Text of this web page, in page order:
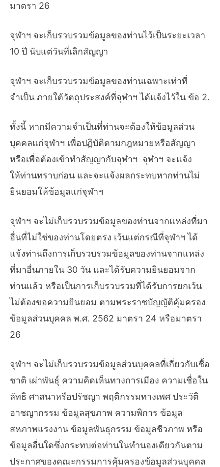
มาตรา 26
จุฬาฯ จะเก็บรวบรวมข้อมูลของท่านไว้เป็นระยะเวลา
10 ปี นับแต่วันที่เลิกสัญญา
จุฬาฯ จะเก็บรวบรวมข้อมูลของท่านเฉพาะเท่าที่
จำเป็น ภายใต้วัตถุประสงค์ที่จุฬาฯ ได้แจ้งไว้ใน ข้อ 2.
ทั้งนี้ หากมีความจำเป็นที่ท่านจะต้องให้ข้อมูลส่วน
บุคคลแก่จุฬาฯ เพื่อปฏิบัติตามกฎหมายหรือสัญญา
หรือเพื่อต้องเข้าทำสัญญากับจุฬาฯ จุฬาฯ จะแจ้ง
ให้ท่านทราบก่อน และจะแจ้งผลกระทบหากท่านไม่
ยินยอมให้ข้อมูลแก่จุฬาฯ
จุฬาฯ จะไม่เก็บรวบรวมข้อมูลของท่านจากแหล่งที่มา
อื่นที่ไม่ใช่ของท่านโดยตรง เว้นแต่กรณีที่จุฬาฯ ได้
แจ้งท่านถึงการเก็บรวบรวมข้อมูลของท่านจากแหล่ง
ที่มาอื่นภายใน 30 วัน และได้รับความยินยอมจาก
ท่านแล้ว หรือเป็นการเก็บรวบรวมที่ได้รับการยกเว้น
ไม่ต้องขอความยินยอม ตามพระราชบัญญัติคุ้มครอง
ข้อมูลส่วนบุคคล พ.ศ. 2562 มาตรา 24 หรือมาตรา
26
จุฬาฯ จะไม่เก็บรวบรวมข้อมูลส่วนบุคคลที่เกี่ยวกับเชื้อ
ชาติ เผ่าพันธุ์ ความคิดเห็นทางการเมือง ความเชื่อใน
ลัทธิ ศาสนาหรือปรัชญา พฤติกรรมทางเพศ ประวัติ
อาชญากรรม ข้อมูลสุขภาพ ความพิการ ข้อมูล
สหภาพแรงงาน ข้อมูลพันธุกรรม ข้อมูลชีวภาพ หรือ
ข้อมูลอื่นใดซึ่งกระทบต่อท่านในทำนองเดียวกันตาม
ประกาศของคณะกรรมการคุ้มครองข้อมูลส่วนบุคคล